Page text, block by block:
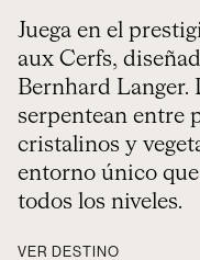
Juega en el
aux Cerfs,
Bernhard Langer.
serpentean entre
cristalinos y
entorno único
todos los niveles.
VER DESTINO